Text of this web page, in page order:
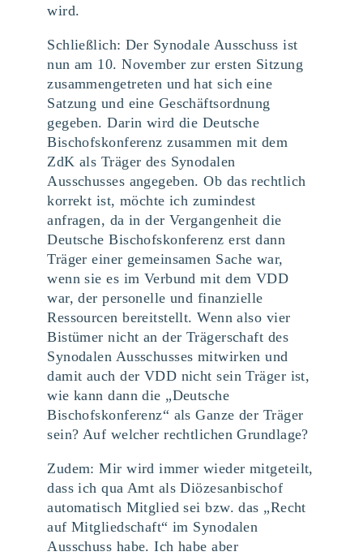
wird.
Schließlich: Der Synodale Ausschuss ist
nun am 10. November zur ersten Sitzung
zusammengetreten und hat sich eine
Satzung und eine Geschäftsordnung
gegeben. Darin wird die Deutsche
Bischofskonferenz zusammen mit dem
ZdK als Träger des Synodalen
Ausschusses angegeben. Ob das rechtlich
korrekt ist, möchte ich zumindest
anfragen, da in der Vergangenheit die
Deutsche Bischofskonferenz erst dann
Träger einer gemeinsamen Sache war,
wenn sie es im Verbund mit dem VDD
war, der personelle und finanzielle
Ressourcen bereitstellt. Wenn also vier
Bistümer nicht an der Trägerschaft des
Synodalen Ausschusses mitwirken und
damit auch der VDD nicht sein Träger ist,
wie kann dann die „Deutsche
Bischofskonferenz“ als Ganze der Träger
sein? Auf welcher rechtlichen Grundlage?
Zudem: Mir wird immer wieder mitgeteilt,
dass ich qua Amt als Diözesanbischof
automatisch Mitglied sei bzw. das „Recht
auf Mitgliedschaft“ im Synodalen
Ausschuss habe. Ich habe aber